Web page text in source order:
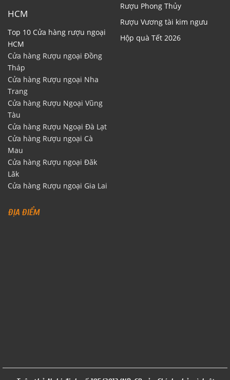
HCM
Top 10 Cửa hàng rượu ngoại
HCM
Cửa hàng Rượu ngoại Đồng
Tháp
Cửa hàng Rượu ngoại Nha
Trang
Cửa hàng Rượu Ngoại Vũng
Tàu
Cửa hàng Rượu Ngoại Đà Lạt
Cửa hàng Rượu ngoại Cà
Mau
Cửa hàng Rượu ngoại Đăk
Lăk
Cửa hàng Rượu ngoại Gia Lai
Rượu Phong Thủy
Rượu Vương tài kim ngưu
Hộp quà Tết 2026
ĐỊA ĐIỂM